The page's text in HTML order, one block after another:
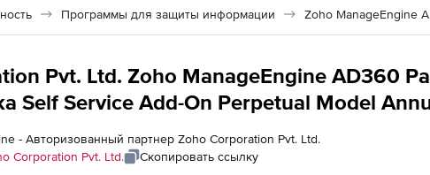
Программы для защиты информации Zoho ManageEngine
Pvt. Ltd. Zoho ManageEngine AD360
Self Service Add-On Perpetual Model
Users
- Авторизованный партнер Zoho Corporation Pvt. Ltd.
Corporation Pvt. Ltd. Скопировать ссылку